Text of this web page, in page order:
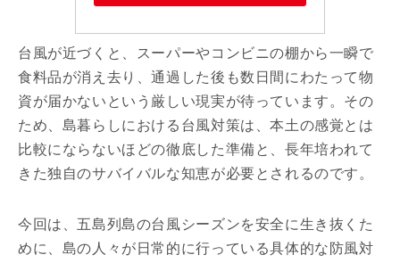
台風が近づくと、スーパーやコンビニの棚から一瞬で
食料品が消え去り、通過した後も数日間にわたって物
資が届かないという厳しい現実が待っています。その
ため、島暮らしにおける台風対策は、本土の感覚とは
比較にならないほどの徹底した準備と、長年培われて
きた独自のサバイバルな知恵が必要とされるのです。
今回は、五島列島の台風シーズンを安全に生き抜くた
めに、島の人々が日常的に行っている具体的な防風対